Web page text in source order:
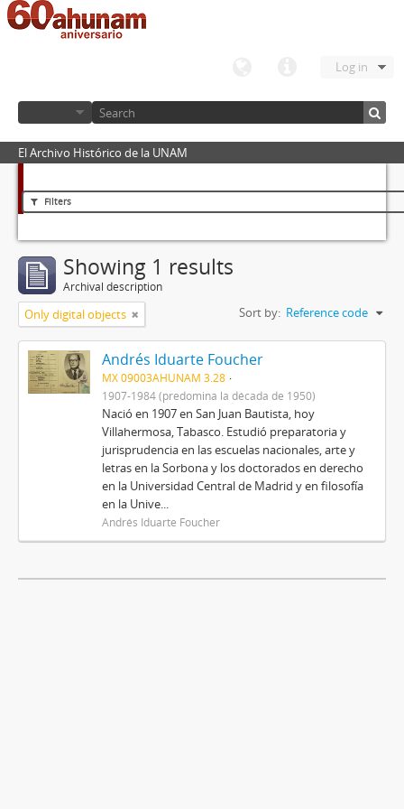
Log in
El Archivo Histórico de la UNAM
Filters
Showing 1 results
Archival description
Only digital objects Sort by: Reference code
Andrés Iduarte Foucher
MX 09003AHUNAM 3.28
1907-1984 (predomina la década de 1950)
Nació en 1907 en San Juan Bautista, hoy
Villahermosa, Tabasco. Estudió preparatoria y
jurisprudencia en las escuelas nacionales, arte y
letras en la Sorbona y los doctorados en derecho
en la Universidad Central de Madrid y en filosofía
en la Unive...
Andrés Iduarte Foucher